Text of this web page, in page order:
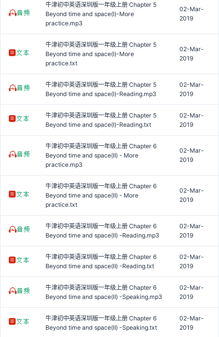
牛津初中英语深圳版一年级上册 Chapter 5
Beyond time and space(Ⅰ)-More
practice.mp3
02-Mar-
2019
牛津初中英语深圳版一年级上册 Chapter 5
Beyond time and space(Ⅰ)-More
practice.txt
02-Mar-
2019
牛津初中英语深圳版一年级上册 Chapter 5
Beyond time and space(Ⅰ)-Reading.mp3
02-Mar-
2019
牛津初中英语深圳版一年级上册 Chapter 5
Beyond time and space(Ⅰ)-Reading.txt
02-Mar-
2019
牛津初中英语深圳版一年级上册 Chapter 6
Beyond time and space(Ⅱ) - More
practice.mp3
02-Mar-
2019
牛津初中英语深圳版一年级上册 Chapter 6
Beyond time and space(Ⅱ) - More
practice.txt
02-Mar-
2019
牛津初中英语深圳版一年级上册 Chapter 6
Beyond time and space(Ⅱ) -Reading.mp3
02-Mar-
2019
牛津初中英语深圳版一年级上册 Chapter 6
Beyond time and space(Ⅱ) -Reading.txt
02-Mar-
2019
牛津初中英语深圳版一年级上册 Chapter 6
Beyond time and space(Ⅱ) -Speaking.mp3
02-Mar-
2019
牛津初中英语深圳版一年级上册 Chapter 6
Beyond time and space(Ⅱ) -Speaking.txt
02-Mar-
2019